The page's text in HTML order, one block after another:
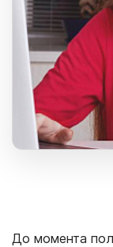
До момента